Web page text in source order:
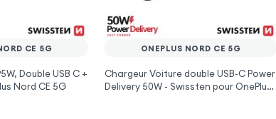
CE 5G
Double USB C +
Nord CE 5G
ONEPLUS NORD CE 5G
Chargeur Voiture double USB-C Power
Delivery 50W - Swissten pour OnePlus